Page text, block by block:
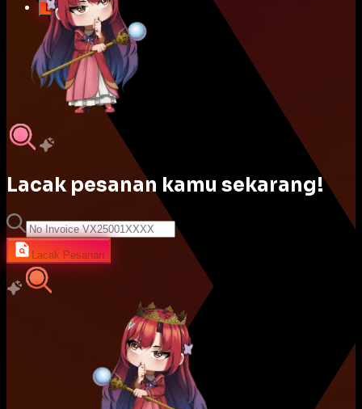
Login
Lacak pesanan kamu sekarang!
Lacak Pesanan